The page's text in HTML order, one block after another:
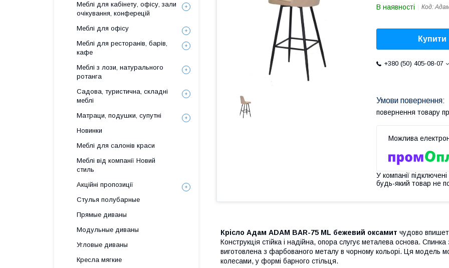
В наявності Код:
Купити
+380 (50) 405-08-07
повернення товару
У компанії
будь-який товар не
Крісло Адам ADAM BAR-75 ML бежевий оксамит чудово
Конструкція стійка і надійна, опора слугує металева основа.
виготовлена з фарбованого металу в чорному кольорі. Ця модель
колесами, у формі барного стільця.
Меблі для кабінету, офісу, зали
очікування, конферецій
Меблі для офісу
Меблі для ресторанів, барів,
кафе
Меблі з лози, натурального
ротанга
Садова, туристична, складні
меблі
Матраци, подушки, супутні
Новинки
Меблі для салонів краси
Меблі від компанії Новий
стиль
Акційні пропозиції
Стулья полубарные
Прямые диваны
Модульные диваны
Угловые диваны
Кресла мягкие